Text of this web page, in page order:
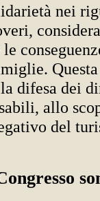
nei
difesa dei
allo
del